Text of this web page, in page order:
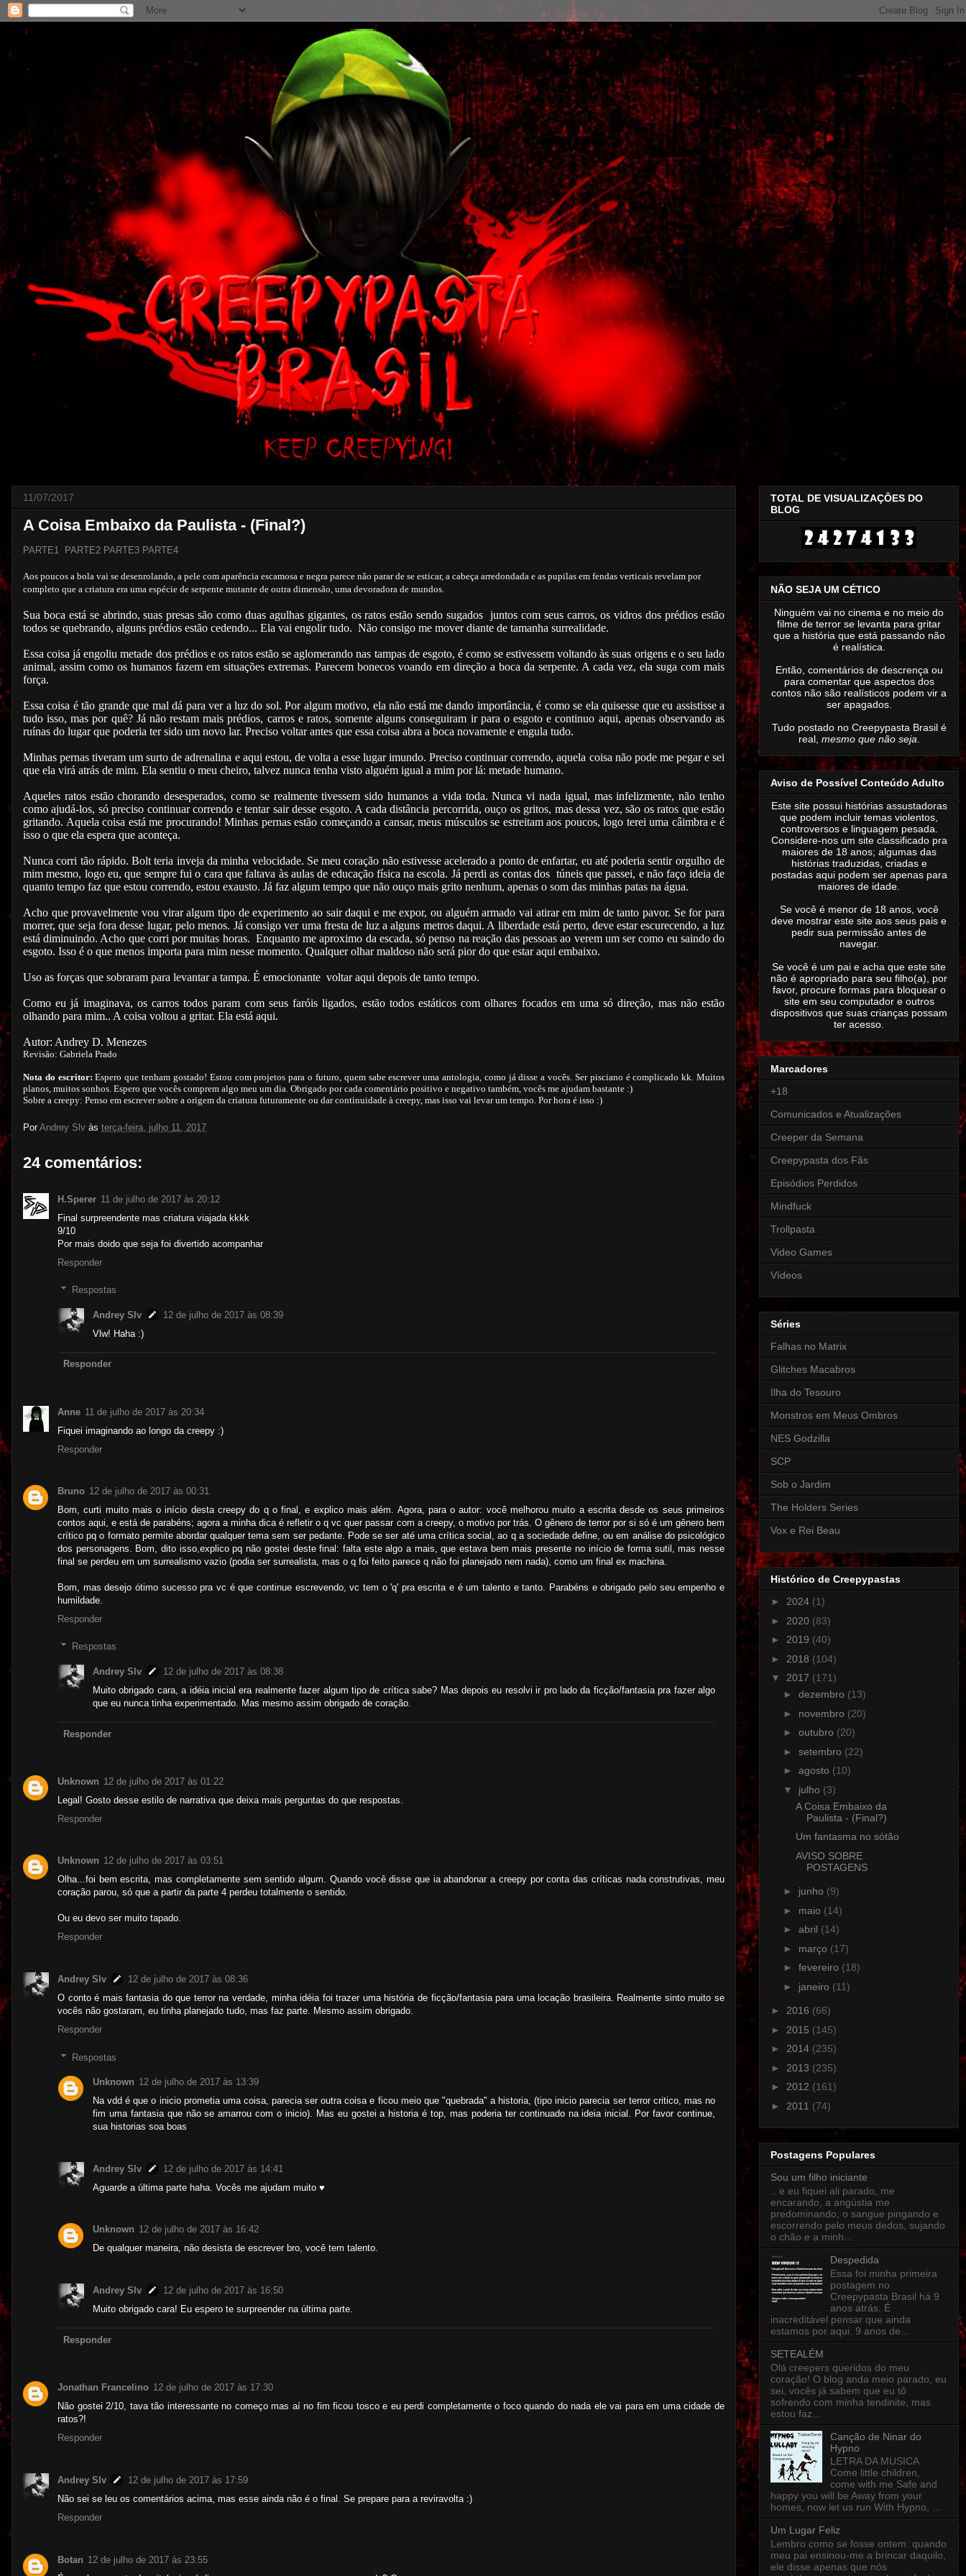
11/07/2017
A Coisa Embaixo da Paulista - (Final?)
PARTE1 PARTE2 PARTE3 PARTE4
Aos poucos a bola vai se desenrolando, a pele com aparência escamosa e negra parece não parar de se esticar, a cabeça arredondada e as pupilas em fendas verticais revelam por
completo que a criatura era uma espécie de serpente mutante de outra dimensão, uma devoradora de mundos.
Sua boca está se abrindo, suas presas são como duas agulhas gigantes, os ratos estão sendo sugados juntos com seus carros, os vidros dos prédios estão
todos se quebrando, alguns prédios estão cedendo... Ela vai engolir tudo. Não consigo me mover diante de tamanha surrealidade.
Essa coisa já engoliu metade dos prédios e os ratos estão se aglomerando nas tampas de esgoto, é como se estivessem voltando às suas origens e o seu lado
animal, assim como os humanos fazem em situações extremas. Parecem bonecos voando em direção a boca da serpente. A cada vez, ela suga com mais
força.
Essa coisa é tão grande que mal dá para ver a luz do sol. Por algum motivo, ela não está me dando importância, é como se ela quisesse que eu assistisse a
tudo isso, mas por quê? Já não restam mais prédios, carros e ratos, somente alguns conseguiram ir para o esgoto e continuo aqui, apenas observando as
ruínas do lugar que poderia ter sido um novo lar. Preciso voltar antes que essa coisa abra a boca novamente e engula tudo.
Minhas pernas tiveram um surto de adrenalina e aqui estou, de volta a esse lugar imundo. Preciso continuar correndo, aquela coisa não pode me pegar e sei
que ela virá atrás de mim. Ela sentiu o meu cheiro, talvez nunca tenha visto alguém igual a mim por lá: metade humano.
Aqueles ratos estão chorando desesperados, como se realmente tivessem sido humanos a vida toda. Nunca vi nada igual, mas infelizmente, não tenho
como ajudá-los, só preciso continuar correndo e tentar sair desse esgoto. A cada distância percorrida, ouço os gritos, mas dessa vez, são os ratos que estão
gritando. Aquela coisa está me procurando! Minhas pernas estão começando a cansar, meus músculos se estreitam aos poucos, logo terei uma câimbra e é
isso o que ela espera que aconteça.
Nunca corri tão rápido. Bolt teria inveja da minha velocidade. Se meu coração não estivesse acelerado a ponto de enfartar, eu até poderia sentir orgulho de
mim mesmo, logo eu, que sempre fui o cara que faltava às aulas de educação física na escola. Já perdi as contas dos túneis que passei, e não faço ideia de
quanto tempo faz que estou correndo, estou exausto. Já faz algum tempo que não ouço mais grito nenhum, apenas o som das minhas patas na água.
Acho que provavelmente vou virar algum tipo de experimento ao sair daqui e me expor, ou alguém armado vai atirar em mim de tanto pavor. Se for para
morrer, que seja fora desse lugar, pelo menos. Já consigo ver uma fresta de luz a alguns metros daqui. A liberdade está perto, deve estar escurecendo, a luz
está diminuindo. Acho que corri por muitas horas. Enquanto me aproximo da escada, só penso na reação das pessoas ao verem um ser como eu saindo do
esgoto. Isso é o que menos importa para mim nesse momento. Qualquer olhar maldoso não será pior do que estar aqui embaixo.
Uso as forças que sobraram para levantar a tampa. É emocionante voltar aqui depois de tanto tempo.
Como eu já imaginava, os carros todos param com seus faróis ligados, estão todos estáticos com olhares focados em uma só direção, mas não estão
olhando para mim.. A coisa voltou a gritar. Ela está aqui.
Autor: Andrey D. Menezes
Revisão: Gabriela Prado
Nota do escritor:Espero que tenham gostado! Estou com projetos para o futuro, quem sabe escrever uma antologia, como já disse a vocês. Ser pisciano é complicado kk. Muitos
planos, muitos sonhos. Espero que vocês comprem algo meu um dia. Obrigado por cada comentário positivo e negativo também, vocês me ajudam bastante :)
Sobre a creepy: Penso em escrever sobre a origem da criatura futuramente ou dar continuidade à creepy, mas isso vai levar um tempo. Por hora é isso :)
Por Andrey Slv às terça-feira, julho 11, 2017
24 comentários:
H.Sperer 11 de julho de 2017 às 20:12
Final surpreendente mas criatura viajada kkkk
9/10
Por mais doido que seja foi divertido acompanhar
Responder
Respostas
Andrey Slv
12 de julho de 2017 às 08:39
Vlw! Haha :)
Responder
Anne 11 de julho de 2017 às 20:34
Fiquei imaginando ao longo da creepy :)
Responder
Bruno 12 de julho de 2017 às 00:31
Bom, curti muito mais o início desta creepy do q o final, e explico mais além. Agora, para o autor: você melhorou muito a escrita desde os seus primeiros
contos aqui, e está de parabéns; agora a minha dica é refletir o q vc quer passar com a creepy, o motivo por trás. O gênero de terror por si só é um gênero bem
crítico pq o formato permite abordar qualquer tema sem ser pedante. Pode se ser até uma crítica social, ao q a sociedade define, ou em análise do psicológico
dos personagens. Bom, dito isso,explico pq não gostei deste final: falta este algo a mais, que estava bem mais presente no início de forma sutil, mas nesse
final se perdeu em um surrealismo vazio (podia ser surrealista, mas o q foi feito parece q não foi planejado nem nada), como um final ex machina.
Bom, mas desejo ótimo sucesso pra vc é que continue escrevendo, vc tem o 'q' pra escrita e é um talento e tanto. Parabéns e obrigado pelo seu empenho e
humildade.
Responder
Respostas
Andrey Slv
12 de julho de 2017 às 08:38
Muito obrigado cara, a idéia inicial era realmente fazer algum tipo de crítica sabe? Mas depois eu resolvi ir pro lado da ficção/fantasia pra fazer algo
que eu nunca tinha experimentado. Mas mesmo assim obrigado de coração.
Responder
Unknown 12 de julho de 2017 às 01:22
Legal! Gosto desse estilo de narrativa que deixa mais perguntas do que respostas.
Responder
Unknown 12 de julho de 2017 às 03:51
Olha...foi bem escrita, mas completamente sem sentido algum. Quando você disse que ia abandonar a creepy por conta das críticas nada construtivas, meu
coração parou, só que a partir da parte 4 perdeu totalmente o sentido.
Ou eu devo ser muito tapado.
Responder
Andrey Slv
12 de julho de 2017 às 08:36
O conto é mais fantasia do que terror na verdade, minha idéia foi trazer uma história de ficção/fantasia para uma locação brasileira. Realmente sinto muito se
vocês não gostaram, eu tinha planejado tudo, mas faz parte. Mesmo assim obrigado.
Responder
Respostas
Unknown 12 de julho de 2017 às 13:39
Na vdd é que o inicio prometia uma coisa, parecia ser outra coisa e ficou meio que "quebrada" a historia, (tipo inicio parecia ser terror critico, mas no
fim uma fantasia que não se amarrou com o inicio). Mas eu gostei a historia é top, mas poderia ter continuado na ideia inicial. Por favor continue,
sua historias soa boas
Andrey Slv
12 de julho de 2017 às 14:41
Aguarde a última parte haha. Vocês me ajudam muito ♥
Unknown 12 de julho de 2017 às 16:42
De qualquer maneira, não desista de escrever bro, você tem talento.
Andrey Slv
12 de julho de 2017 às 16:50
Muito obrigado cara! Eu espero te surpreender na última parte.
Responder
Jonathan Francelino 12 de julho de 2017 às 17:30
Não gostei 2/10, tava tão interessante no começo mas aí no fim ficou tosco e eu perdi completamente o foco quando do nada ele vai para em uma cidade de
ratos?!
Responder
Andrey Slv
12 de julho de 2017 às 17:59
Não sei se leu os comentários acima, mas esse ainda não é o final. Se prepare para a reviravolta :)
Responder
Botan 12 de julho de 2017 às 23:55
TOTAL DE VISUALIZAÇÔES DO
BLOG
NÃO SEJA UM CÉTICO
Ninguém vai no cinema e no meio do
filme de terror se levanta para gritar
que a história que está passando não
é realística.
Então, comentários de descrença ou
para comentar que aspectos dos
contos não são realísticos podem vir a
ser apagados.
Tudo postado no Creepypasta Brasil é
real, mesmo que não seja
Aviso de Possível Conteúdo Adulto
Este site possui histórias assustadoras
que podem incluir temas violentos,
controversos e linguagem pesada.
Considere-nos um site classificado pra
maiores de 18 anos; algumas das
histórias traduzidas, criadas e
postadas aqui podem ser apenas para
maiores de idade.
Se você é menor de 18 anos, você
deve mostrar este site aos seus pais e
pedir sua permissão antes de
navegar.
Se você é um pai e acha que este site
não é apropriado para seu filho(a), por
favor, procure formas para bloquear o
site em seu computador e outros
dispositivos que suas crianças possam
ter acesso.
Marcadores
+18
Comunicados e Atualizações
Creeper da Semana
Creepypasta dos Fãs
Episódios Perdidos
Mindfuck
Trollpasta
Video Games
Vídeos
Séries
Falhas no Matrix
Glitches Macabros
Ilha do Tesouro
Monstros em Meus Ombros
NES Godzilla
SCP
Sob o Jardim
The Holders Series
Vox e Rei Beau
Histórico de Creepypastas
► 2024 (1)
► 2020 (83)
► 2019 (40)
► 2018 (104)
▼ 2017 (171)
► dezembro (13)
► novembro (20)
► outubro (20)
► setembro (22)
► agosto (10)
▼ julho (3)
A Coisa Embaixo da
Paulista - (Final?)
Um fantasma no sótão
AVISO SOBRE
POSTAGENS
► junho (9)
► maio (14)
► abril (14)
► março (17)
► fevereiro (18)
► janeiro (11)
► 2016 (66)
► 2015 (145)
► 2014 (235)
► 2013 (235)
► 2012 (161)
► 2011 (74)
Postagens Populares
Sou um filho iniciante
.. e eu fiquei ali parado, me
encarando, a angústia me
predominando, o sangue pingando e
escorrendo pelo meus dedos, sujando
o chão e a minh...
Despedida
Essa foi minha primeira
postagem no
Creepypasta Brasil há 9
anos atrás. É
inacreditável pensar que ainda
estamos por aqui. 9 anos de...
SETEALÉM
Olá creepers queridos do meu
coração! O blog anda meio parado, eu
sei, vocês já sabem que eu tô
sofrendo com minha tendinite, mas
estou faz...
Canção de Ninar do
Hypno
LETRA DA MUSICA
Come little children,
come with me Safe and
happy you will be Away from your
homes, now let us run With Hypno, ...
Um Lugar Feliz
Lembro como se fosse ontem: quando
meu pai ensinou-me a brincar daquilo,
ele disse apenas que nós